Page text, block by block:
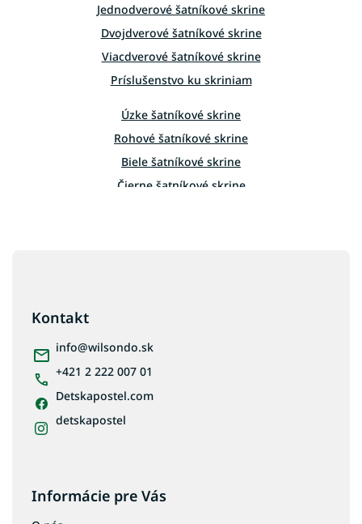
e
p
r
v
k
y
ý
p
i
s
u
Jednodverové šatníkové skrine
Dvojdverové šatníkové skrine
Viacdverové šatníkové skrine
Príslušenstvo ku skriniam
Úzke šatníkové skrine
Rohové šatníkové skrine
Biele šatníkové skrine
Čierne šatníkové skrine
Kontakt
info@wilsondo.sk
+421 2 222 007 01
Detskapostel.com
detskapostel
Informácie pre Vás